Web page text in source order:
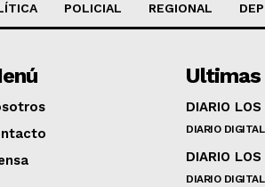
POLICIAL REGIONAL
DIARIO
DIARIO DIGITAL
DIARIO
DIARIO DIGITAL